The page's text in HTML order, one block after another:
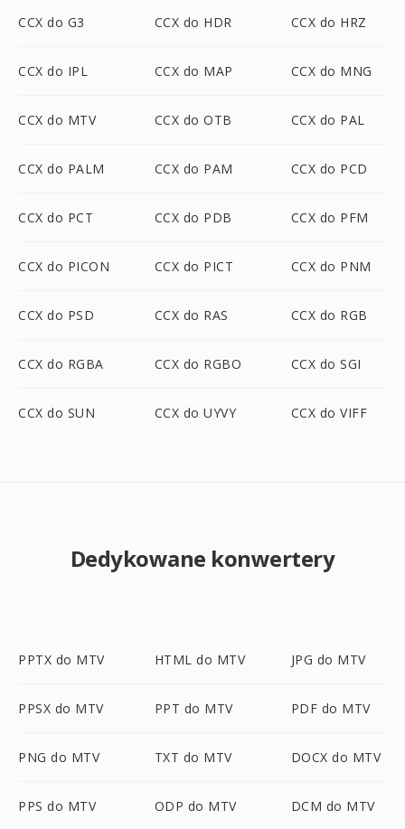
CCX do G3 CCX do HDR CCX do HRZ
CCX do IPL CCX do MAP CCX do MNG
CCX do MTV CCX do OTB CCX do PAL
CCX do PALM CCX do PAM CCX do PCD
CCX do PCT CCX do PDB CCX do PFM
CCX do PICON CCX do PICT CCX do PNM
CCX do PSD CCX do RAS CCX do RGB
CCX do RGBA CCX do RGBO CCX do SGI
CCX do SUN CCX do UYVY CCX do VIFF
Dedykowane konwertery
PPTX do MTV HTML do MTV JPG do MTV
PPSX do MTV PPT do MTV PDF do MTV
PNG do MTV TXT do MTV DOCX do MTV
PPS do MTV ODP do MTV DCM do MTV